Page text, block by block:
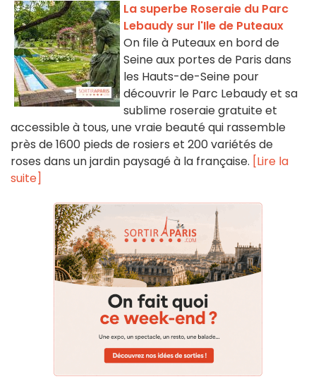
La superbe Roseraie du Parc
Lebaudy sur l'Ile de Puteaux
On file à Puteaux en bord de
Seine aux portes de Paris dans
les Hauts-de-Seine pour
découvrir le Parc Lebaudy et sa
sublime roseraie gratuite et
accessible à tous, une vraie beauté qui rassemble
près de 1600 pieds de rosiers et 200 variétés de
roses dans un jardin paysagé à la française. [Lire la
suite]